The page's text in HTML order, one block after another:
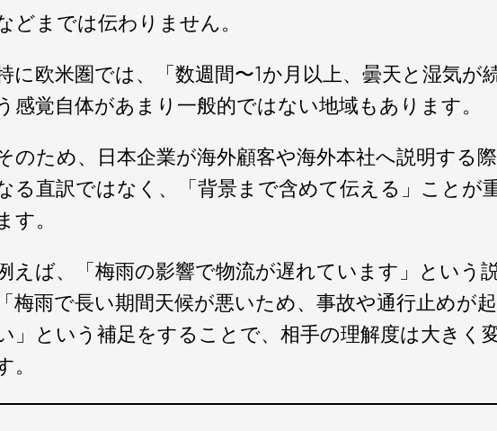
どまでは伝わりません。
に欧米圏では、「数週間〜1か月以上、曇天と湿気が
感覚自体があまり一般的ではない地域もあります。
のため、日本企業が海外顧客や海外本社へ説明する
る直訳ではなく、「背景まで含めて伝える」ことが
す。
えば、「梅雨の影響で物流が遅れています」という説
「梅雨で長い期間天候が悪いため、事故や通行止めが
」という補足をすることで、相手の理解度は大きく
。